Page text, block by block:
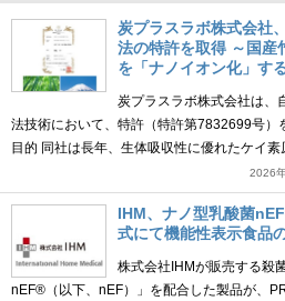
炭プラスラボ株式会社
法の特許を取得 ～国産
を「ナノイオン化」す
炭プラスラボ株式会社は、
法技術において、特許（特許第7832699号）
目的 同社は長年、生体吸収性に優れたケイ
2026
IHM、ナノ型乳酸菌
式にて機能性表示食品
株式会社IHMが販売する殺
nEF®（以下、nEF）」を配合した製品が、